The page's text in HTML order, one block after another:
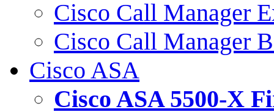
Cisco Call Manager
Cisco Call Manager
Cisco ASA
Cisco ASA 5500-X